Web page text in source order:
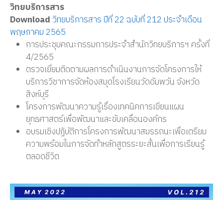
วิทยบริการสาร
Download วิทยบริการสาร ปีที่ 22 ฉบับที่ 212 ประจำเดือน
พฤษภาคม 2565
การประชุมคณะกรรมการประจำสำนักวิทยบริการฯ ครั้งที่
4/2565
ตรวจเยี่ยมติดตามผลการดำเนินงานการจัดโครงการให้
บริการวิชาการจัดห้องสมุดโรงเรียนวัดอัมพวัน จังหวัด
สิงห์บุรี
โครงการพัฒนาความรู้เรื่องเทคนิคการเขียนแผน
ยุทธศาสตร์เพื่อพัฒนาและขับเคลื่อนองค์กร
อบรมเชิงปฏิบัติการโครงการพัฒนาสมรรถนะเพื่อเตรียม
ความพร้อมในการจัดทำหลักสูตรระยะสั้นเพื่อการเรียนรู้
ตลอดชีวิต